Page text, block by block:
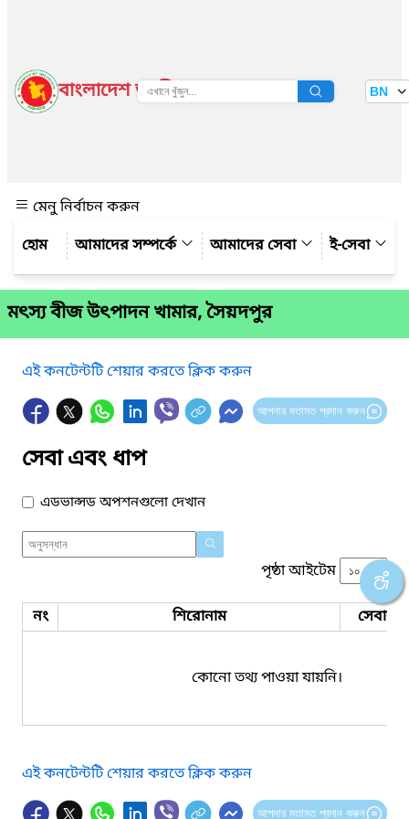
বাংলাদেশ জাতীয় তথ্য বাতায়ন BN
মেনু নির্বাচন করুন
আমাদের সম্পর্কে
আমাদের সেবা ই-সেবা
মৎস্য বীজ উৎপাদন খামার, সৈয়দপুর
এই কনটেন্টটি শেয়ার করতে ক্লিক করুন
আপনার মতামত প্রদান করুন
সেবা এবং ধাপ
এডভান্সড অপশনগুলো দেখান
পৃষ্ঠা আইটেম
নং শিরোনাম সেবার
কোনো তথ্য পাওয়া যায়নি।
এই কনটেন্টটি শেয়ার করতে ক্লিক করুন
আপনার মতামত প্রদান করুন